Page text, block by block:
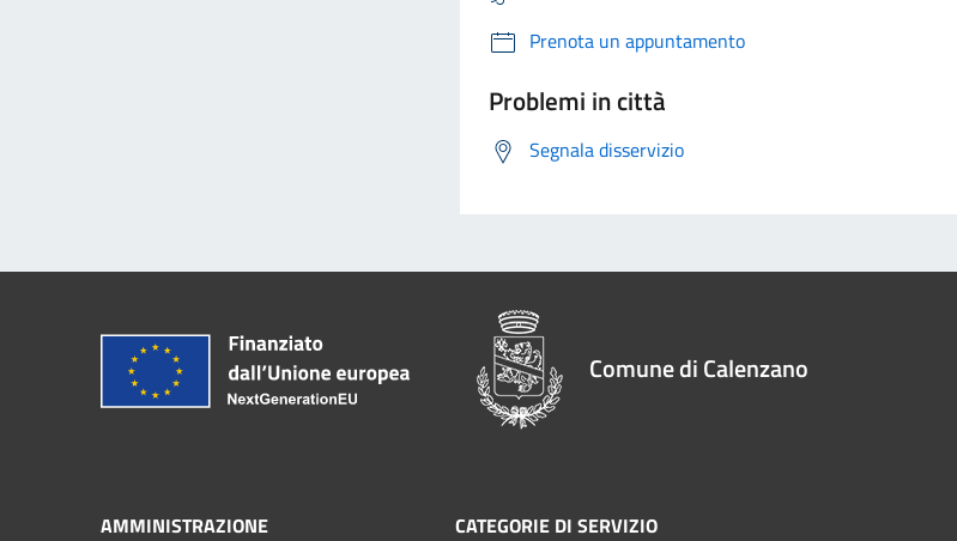
Prenota un appuntamento
Problemi in città
Segnala disservizio
Comune di Calenzano
AMMINISTRAZIONE CATEGORIE DI SERVIZIO